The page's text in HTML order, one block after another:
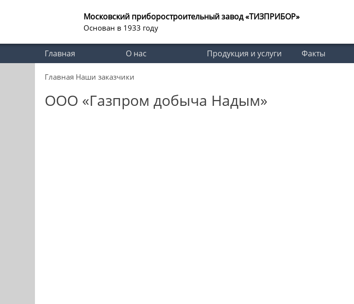
Московский приборостроительный завод «ТИЗПРИБОР»
Основан в 1933 году
Главная О нас Продукция и услуги Факты
Главная Наши заказчики
ООО «Газпром добыча Надым»